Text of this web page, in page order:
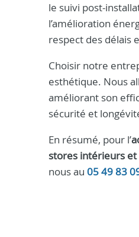
le suivi post-
l’amélioration
respect des délais
Choisir notre
esthétique. Nous
améliorant son
sécurité et
En résumé, pour l’
stores intérieurs
nous au 05 49 83